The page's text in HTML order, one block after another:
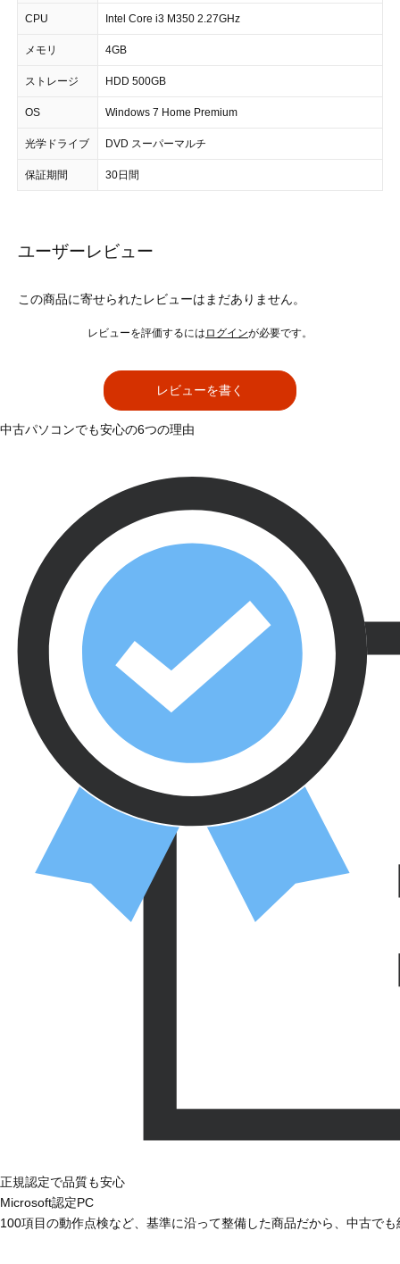
CPU Intel Core i3 M350 2.27GHz
メモリ 4GB
ストレージ HDD 500GB
OS Windows 7 Home Premium
光学ドライブ DVD スーパーマルチ
保証期間 30日間
ユーザーレビュー
この商品に寄せられたレビューはまだありません。
レビューを評価するには ログインが必要です。
レビューを書く
中古パソコンでも安心の6つの理由
正規認定で品質も安心
Microsoft認定PC
100項目の動作点検など、基準に沿って整備した商品だから、中古で